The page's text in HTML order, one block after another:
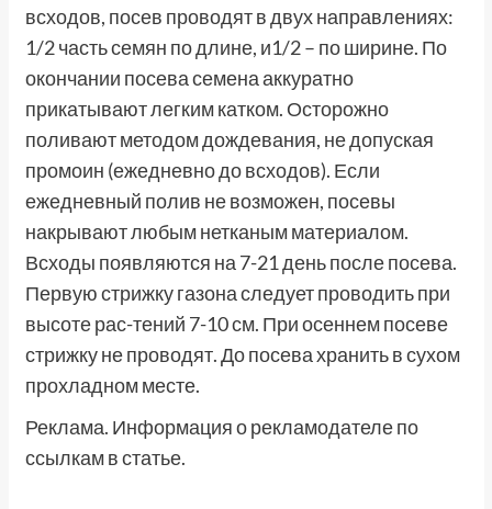
всходов, посев проводят в двух направлениях:
1/2 часть семян по длине, и1/2 – по ширине. По
окончании посева семена аккуратно
прикатывают легким катком. Осторожно
поливают методом дождевания, не допуская
промоин (ежедневно до всходов). Если
ежедневный полив не возможен, посевы
накрывают любым нетканым материалом.
Всходы появляются на 7-21 день после посева.
Первую стрижку газона следует проводить при
высоте рас-тений 7-10 см. При осеннем посеве
стрижку не проводят. До посева хранить в сухом
прохладном месте.
Реклама. Информация о рекламодателе по
ссылкам в статье.